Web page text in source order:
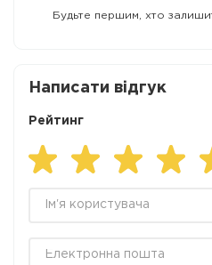
Будьте першим, хто
Написати відгук
Рейтинг